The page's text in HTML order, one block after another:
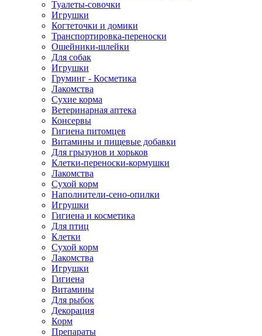
Туалеты-совочки
Игрушки
Когтеточки и домики
Транспортировка-переноски
Ошейники-шлейки
Для собак
Игрушки
Груминг - Косметика
Лакомства
Сухие корма
Ветеринарная аптека
Консервы
Гигиена питомцев
Витамины и пищевые добавки
Для грызунов и хорьков
Клетки-переноски-кормушки
Лакомства
Сухой корм
Наполнители-сено-опилки
Игрушки
Гигиена и косметика
Для птиц
Клетки
Сухой корм
Лакомства
Игрушки
Гигиена
Витамины
Для рыбок
Декорация
Корм
Препараты